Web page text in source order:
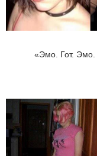
«Эмо. Гот. Эмо.